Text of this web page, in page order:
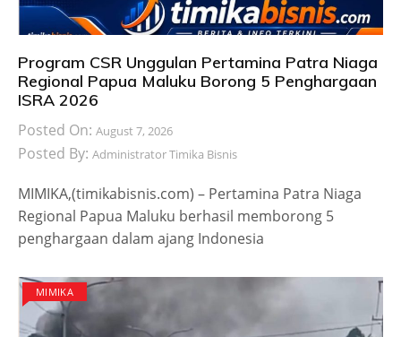
Program CSR Unggulan Pertamina Patra Niaga
Regional Papua Maluku Borong 5 Penghargaan
ISRA 2026
Posted On: August 7, 2026
Posted By: Administrator Timika Bisnis
MIMIKA,(timikabisnis.com) – Pertamina Patra Niaga
Regional Papua Maluku berhasil memborong 5
penghargaan dalam ajang Indonesia
MIMIKA